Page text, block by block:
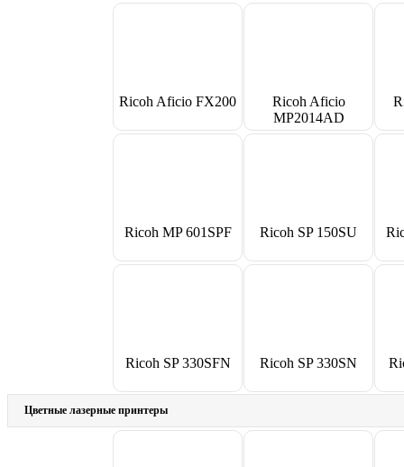
Ricoh Aficio FX200
Ricoh Aficio
MP2014AD
Ricoh MP 601SPF Ricoh SP 150SU
Ricoh SP 330SFN Ricoh SP 330SN
Цветные лазерные принтеры